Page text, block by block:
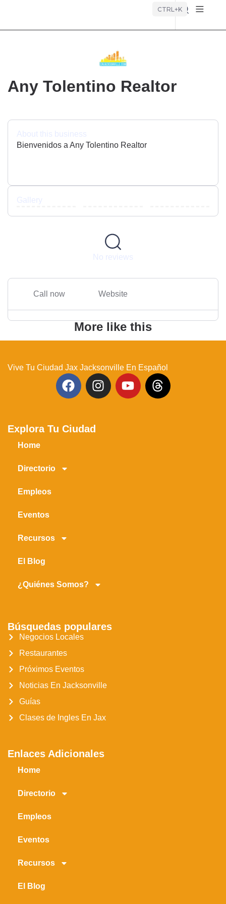
CTRL+K
Any Tolentino Realtor
About this business
Bienvenidos a Any Tolentino Realtor
Gallery
No reviews
Call now Website
More like this
Vive Tu Ciudad Jax Jacksonville En Español
Explora Tu Ciudad
Home
Directorio
Empleos
Eventos
Recursos
El Blog
¿Quiénes Somos?
Búsquedas populares
Negocios Locales
Restaurantes
Próximos Eventos
Noticias En Jacksonville
Guías
Clases de Ingles En Jax
Enlaces Adicionales
Home
Directorio
Empleos
Eventos
Recursos
El Blog